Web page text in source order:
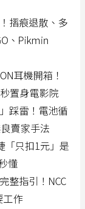
摺痕退散、多
、Pikmin
耳機開箱！
置身電影院
踩雷！電池循
賣家手法
「只扣1元」是
懂
整指引！NCC
工作